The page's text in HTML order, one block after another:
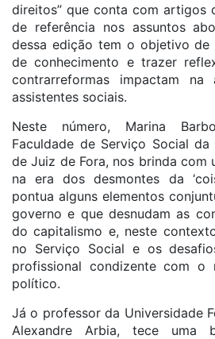
direitos” que conta com artigos
de referência nos assuntos
dessa edição tem o objetivo de
de conhecimento e trazer
contrarreformas impactam
assistentes sociais.
Neste número, Marina
Faculdade de Serviço Social da
de Juiz de Fora, nos brinda com
na era dos desmontes da
pontua alguns elementos
governo e que desnudam as
do capitalismo e, neste
no Serviço Social e os
profissional condizente com o
político.
Já o professor da Universidade
Alexandre Arbia, tece uma